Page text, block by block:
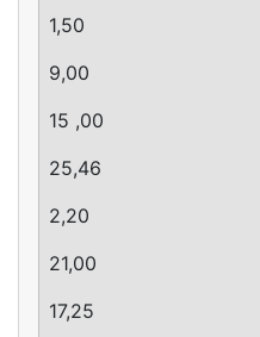
1,50
9,00
15 ,00
25,46
2,20
21,00
17,25